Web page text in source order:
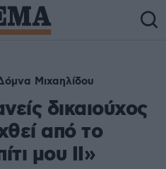
Μιχαηλίδου
δικαιούχος
από το
μου ΙΙ»